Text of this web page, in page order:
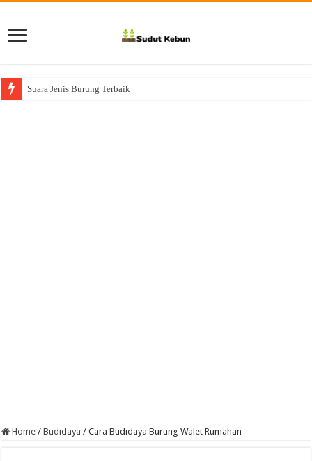
Suara Jenis Burung Terbaik
Home / Budidaya / Cara Budidaya Burung Walet Rumahan